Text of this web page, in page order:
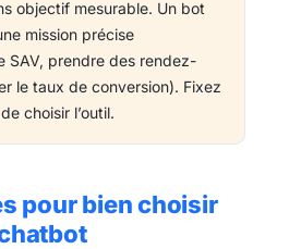
objectif mesurable. Un bot
mission précise
SAV, prendre des rendez-
le taux de conversion). Fixez
choisir l’outil.
pour bien choisir